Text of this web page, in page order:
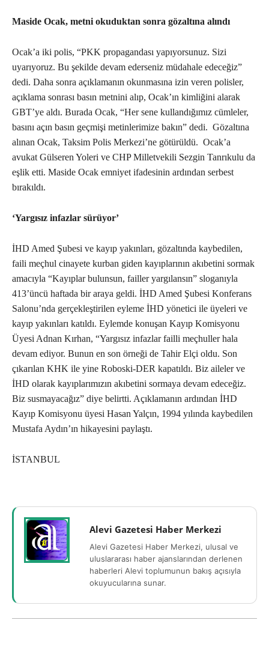
Maside Ocak, metni okuduktan sonra gözaltına alındı
Ocak’a iki polis, “PKK propagandası yapıyorsunuz. Sizi
uyarıyoruz. Bu şekilde devam ederseniz müdahale edeceğiz”
dedi. Daha sonra açıklamanın okunmasına izin veren polisler,
açıklama sonrası basın metnini alıp, Ocak’ın kimliğini alarak
GBT’ye aldı. Burada Ocak, “Her sene kullandığımız cümleler,
basını açın basın geçmişi metinlerimize bakın” dedi. Gözaltına
alınan Ocak, Taksim Polis Merkezi’ne götürüldü. Ocak’a
avukat Gülseren Yoleri ve CHP Milletvekili Sezgin Tanrıkulu da
eşlik etti. Maside Ocak emniyet ifadesinin ardından serbest
bırakıldı.
‘Yargısız infazlar sürüyor’
İHD Amed Şubesi ve kayıp yakınları, gözaltında kaybedilen,
faili meçhul cinayete kurban giden kayıplarının akıbetini sormak
amacıyla “Kayıplar bulunsun, failler yargılansın” sloganıyla
413’üncü haftada bir araya geldi. İHD Amed Şubesi Konferans
Salonu’nda gerçekleştirilen eyleme İHD yönetici ile üyeleri ve
kayıp yakınları katıldı. Eylemde konuşan Kayıp Komisyonu
Üyesi Adnan Kırhan, “Yargısız infazlar failli meçhuller hala
devam ediyor. Bunun en son örneği de Tahir Elçi oldu. Son
çıkarılan KHK ile yine Roboski-DER kapatıldı. Biz aileler ve
İHD olarak kayıplarımızın akıbetini sormaya devam edeceğiz.
Biz susmayacağız” diye belirtti. Açıklamanın ardından İHD
Kayıp Komisyonu üyesi Hasan Yalçın, 1994 yılında kaybedilen
Mustafa Aydın’ın hikayesini paylaştı.
İSTANBUL
Alevi Gazetesi Haber Merkezi
Alevi Gazetesi Haber Merkezi, ulusal ve
uluslararası haber ajanslarından derlenen
haberleri Alevi toplumunun bakış açısıyla
okuyucularına sunar.